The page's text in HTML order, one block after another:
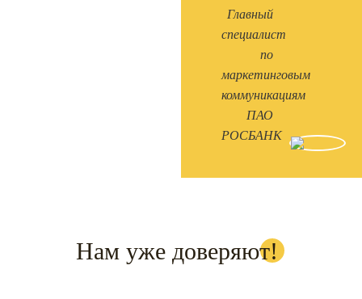
Главный
специалист
по
маркетинговым
коммуникациям
ПАО
РОСБАНК
Нам уже доверяют!